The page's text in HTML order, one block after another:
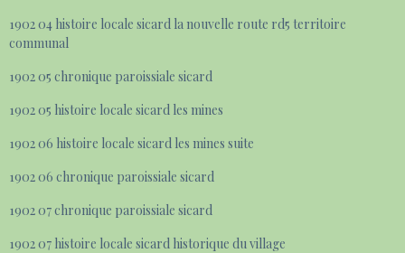
1902 04 histoire locale sicard la nouvelle route rd5 territoire
communal
1902 05 chronique paroissiale sicard
1902 05 histoire locale sicard les mines
1902 06 histoire locale sicard les mines suite
1902 06 chronique paroissiale sicard
1902 07 chronique paroissiale sicard
1902 07 histoire locale sicard historique du village